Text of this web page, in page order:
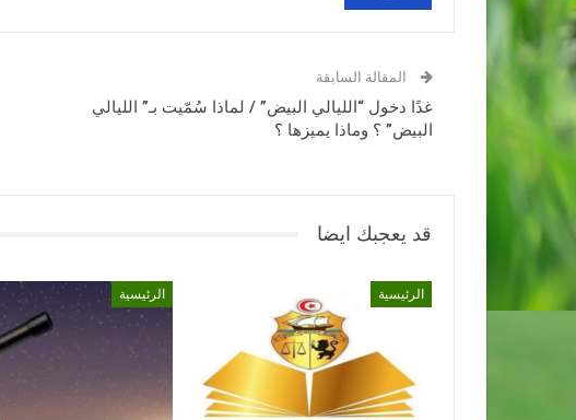
المقالة السابقة
غدًا دخول “الليالي البيض” / لماذا سُمّيت بـ” الليالي
البيض” ؟ وماذا يميزها ؟
قد يعجبك ايضا
الرئيسية الرئيسية